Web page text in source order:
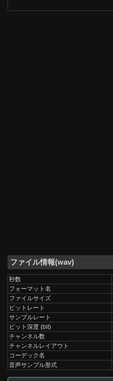
ファイル情報(wav)
秒数
フォーマット名
ファイルサイズ
ビットレート
サンプルレート
ビット深度 (bit)
チャンネル数
チャンネルレイアウト
コーデック名
音声サンプル形式